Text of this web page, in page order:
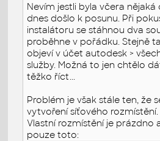
Nevím jestli byla včera nějaká
dnes došlo k posunu. Při
instalátoru se stáhnou dva
proběhne v pořádku. Stejně
objeví v účet autodesk >
služby. Možná to jen chtělo
těžko říct...
Problém je však stále ten, že
vytvoření síťového
Vlastní rozmístění je prázdno
pouze toto: